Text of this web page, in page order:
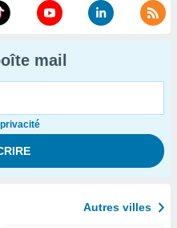
mail
Autres villes